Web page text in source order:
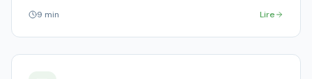
9 min Lire